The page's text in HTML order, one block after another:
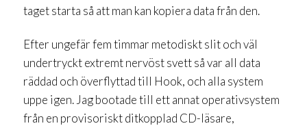
taget starta så att man kan kopiera data från den.
Efter ungefär fem timmar metodiskt slit och väl
undertryckt extremt nervöst svett så var all data
räddad och överflyttad till Hook, och alla system
uppe igen. Jag bootade till ett annat operativsystem
från en provisoriskt ditkopplad CD-läsare,